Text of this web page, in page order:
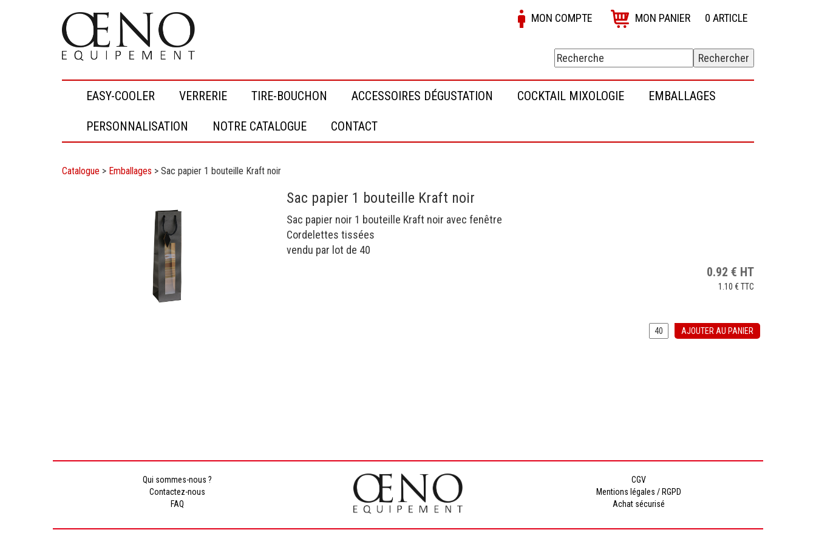
MON PANIER 0 ARTICLE
MON COMPTE
EASY-COOLER VERRERIE TIRE-BOUCHON ACCESSOIRES DÉGUSTATION COCKTAIL MIXOLOGIE EMBALLAGES
PERSONNALISATION NOTRE CATALOGUE CONTACT
Catalogue > Emballages > Sac papier 1 bouteille Kraft noir
Sac papier 1 bouteille Kraft noir
Sac papier noir 1 bouteille Kraft noir avec fenêtre
Cordelettes tissées
vendu par lot de 40
0.92 € HT
1.10 €TTC
AJOUTER AU PANIER
Qui sommes-nous ?
Contactez-nous
FAQ
CGV
Mentions légales / RGPD
Achat sécurisé